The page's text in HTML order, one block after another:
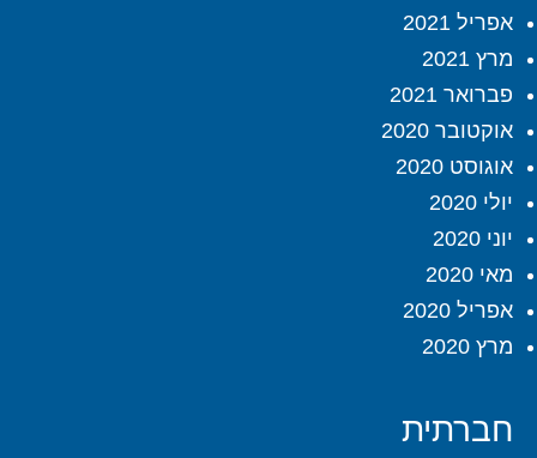
אפריל 2021
מרץ 2021
פברואר 2021
אוקטובר 2020
אוגוסט 2020
יולי 2020
יוני 2020
מאי 2020
אפריל 2020
מרץ 2020
חברתית